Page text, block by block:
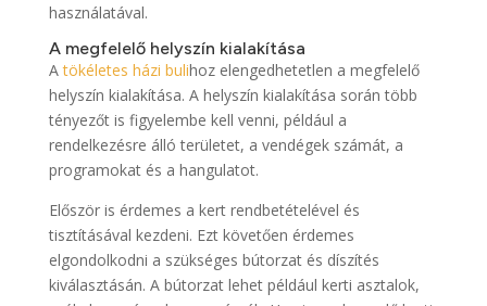
használatával.
A megfelelő helyszín kialakítása
Atökéletes házi bulihoz elengedhetetlen a megfelelő
helyszín kialakítása. A helyszín kialakítása során több
tényezőt is figyelembe kell venni, például a
rendelkezésre álló területet, a vendégek számát, a
programokat és a hangulatot.
Először is érdemes a kert rendbetételével és
tisztításával kezdeni. Ezt követően érdemes
elgondolkodni a szükséges bútorzat és díszítés
kiválasztásán. A bútorzat lehet például kerti asztalok,